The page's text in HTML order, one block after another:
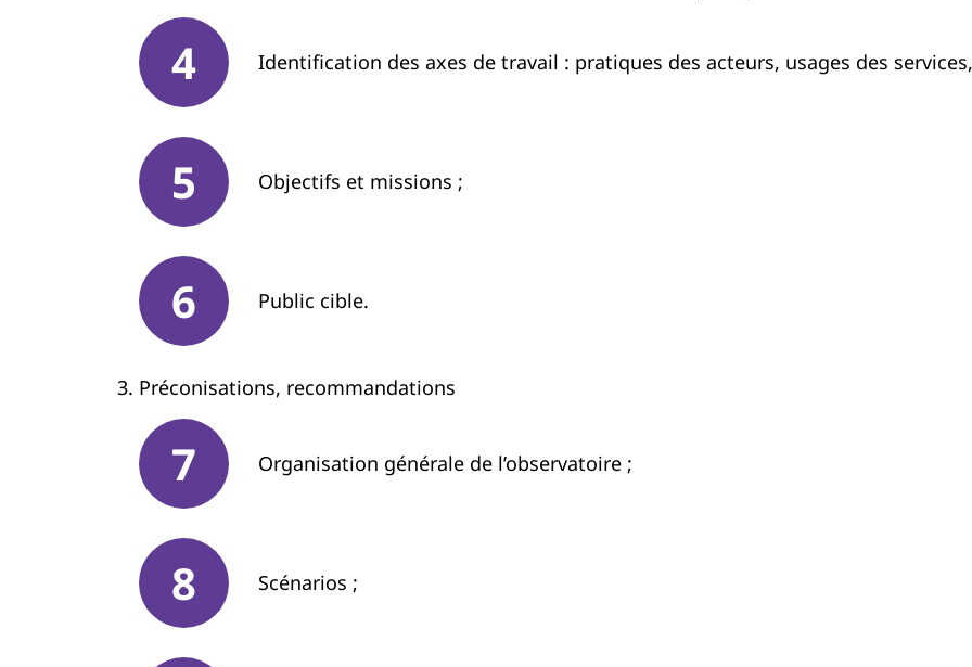
Identification des axes de travail : pratiques des acteurs, usages des
Objectifs et missions ;
Public cible.
Préconisations, recommandations
Organisation générale de l’observatoire ;
Scénarios ;